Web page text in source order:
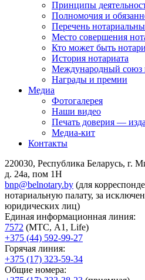
Принципы
Полномочия и
Перечень
Место совершения
Кто может быть
История нотариата
Международный союз
Награды и премии
Медиа
Фотогалерея
Наши видео
Печать доверия —
Медиа-кит
Контакты
220030, Республика Беларусь, г.
д. 24а, пом 1Н
bnp@belnotary.by (для
нотариальную палату, за
юридических лиц)
Единая информационная линия:
7572 (МТС, A1, Life)
+375 (44) 592-99-27
Горячая линия:
+375 (17) 323-59-34
Общие номера: